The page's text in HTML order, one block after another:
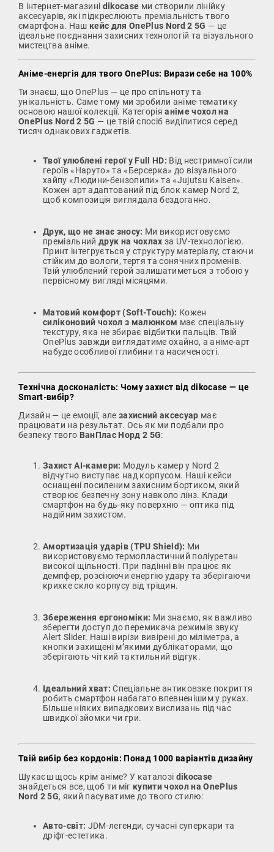
В інтернет-магазині dikocase ми створили лінійку
аксесуарів, які підкреслюють преміальність твого
смартфона. Наш кейс для OnePlus Nord 2 5G — це
ідеальне поєднання захисних технологій та візуального
мистецтва аніме.
Аніме-енергія для твого OnePlus: Вирази себе на 100%
Ти знаєш, що OnePlus — це про спільноту та
унікальність. Саме тому ми зробили аніме-тематику
основою нашої колекції. Категоріяаніме чохол на
OnePlus Nord 2 5G — це твій спосіб виділитися серед
тисяч однакових гаджетів.
Твої улюблені герої у Full HD: Від нестримної сили
героїв «Наруто» та «Берсерка» до візуального
хайпу «Людини-бензопили» та «Jujutsu Kaisen».
Кожен арт адаптований під блок камер Nord 2,
щоб композиція виглядала бездоганно.
Друк, що не знає зносу: Ми використовуємо
преміальний друк на чохлах за UV-технологією.
Принт інтегрується у структуру матеріалу, стаючи
стійким до вологи, тертя та сонячних променів.
Твій улюблений герой залишатиметься з тобою у
первісному вигляді місяцями.
Матовий комфорт (Soft-Touch): Кожен
силіконовий чохол з малюнком має спеціальну
текстуру, яка не збирає відбитки пальців. Твій
OnePlus завжди виглядатиме охайно, а аніме-арт
набуде особливої глибини та насиченості.
Технічна досконалість: Чому захист від dikocase — це
Smart-вибір?
Дизайн — це емоції, але захисний аксесуар має
працювати на результат. Ось як ми подбали про
безпеку твого ВанПлас Норд 2 5G:
Захист AI-камери: Модуль камер у Nord 2
відчутно виступає над корпусом. Наші кейси
оснащені посиленим захисним бортиком, який
створює безпечну зону навколо лінз. Клади
смартфон на будь-яку поверхню — оптика під
надійним захистом.
Амортизація ударів (TPU Shield): Ми
використовуємо термопластичний поліуретан
високої щільності. При падінні він працює як
демпфер, розсіюючи енергію удару та зберігаючи
крихке скло корпусу від тріщин.
Збереження ергономіки: Ми знаємо, як важливо
зберегти доступ до перемикача режимів звуку
Alert Slider. Наші вирізи вивірені до міліметра, а
кнопки захищені м’якими дублікаторами, що
зберігають чіткий тактильний відгук.
Ідеальний хват: Спеціальне антиковзке покриття
робить смартфон набагато впевненішим у руках.
Більше ніяких випадкових вислизань під час
швидкої зйомки чи гри.
Твій вибір без кордонів: Понад 1000 варіантів дизайну
Шукаєш щось крім аніме? У каталозі dikocase
знайдеться все, щоб ти міг купити чохол на OnePlus
Nord 2 5G, який пасуватиме до твого стилю:
Авто-світ: JDM-легенди, сучасні суперкари та
дріфт-естетика.